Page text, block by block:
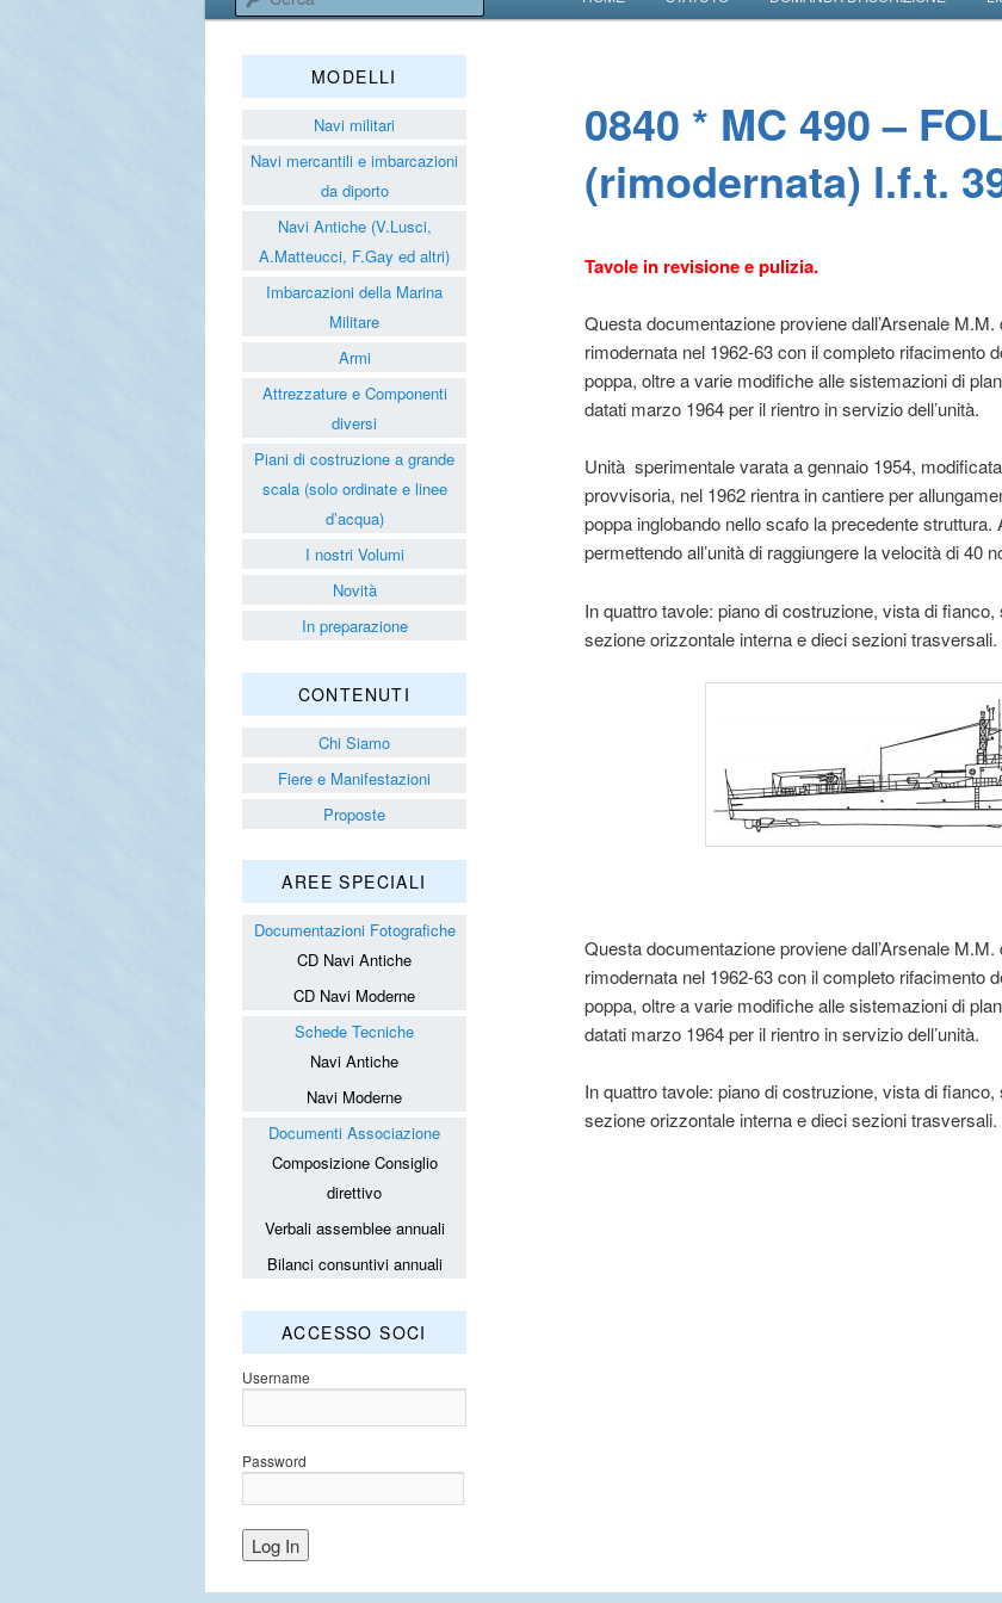
Associazione Navimodellisti Bolognesi
0840 * MC 490 –
(rimodernata) l.f.t.
Tavole in revisione e pulizia.
Questa documentazione proviene dall’Arsenale
rimodernata nel 1962-63 con il completo rifacimento
poppa, oltre a varie modifiche alle sistemazioni di
datati marzo 1964 per il rientro in servizio dell’unità.
Unità sperimentale varata a gennaio 1954,
provvisoria, nel 1962 rientra in cantiere per
poppa inglobando nello scafo la precedente
permettendo all’unità di raggiungere la velocità di 40
In quattro tavole: piano di costruzione, vista di
sezione orizzontale interna e dieci sezioni trasversali.
Questa documentazione proviene dall’Arsenale
rimodernata nel 1962-63 con il completo rifacimento
poppa, oltre a varie modifiche alle sistemazioni di
datati marzo 1964 per il rientro in servizio dell’unità.
In quattro tavole: piano di costruzione, vista di
sezione orizzontale interna e dieci sezioni trasversali.
MODELLI
Navi militari
Navi mercantili e imbarcazioni
da diporto
Navi Antiche (V.Lusci,
A.Matteucci, F.Gay ed altri)
Imbarcazioni della Marina
Militare
Armi
Attrezzature e Componenti
diversi
Piani di costruzione a grande
scala (solo ordinate e linee
d’acqua)
I nostri Volumi
Novità
In preparazione
CONTENUTI
Chi Siamo
Fiere e Manifestazioni
Proposte
AREE SPECIALI
Documentazioni Fotografiche
CD Navi Antiche
CD Navi Moderne
Schede Tecniche
Navi Antiche
Navi Moderne
Documenti Associazione
Composizione Consiglio
direttivo
Verbali assemblee annuali
Bilanci consuntivi annuali
ACCESSO SOCI
Username
Password